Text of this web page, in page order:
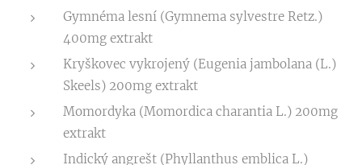
Gymnéma lesní (Gymnema sylvestre Retz.)
400mg extrakt
Kryškovec vykrojený (Eugenia jambolana (L.)
Skeels) 200mg extrakt
Momordyka (Momordica charantia L.) 200mg
extrakt
Indický angrešt (Phyllanthus emblica L.)